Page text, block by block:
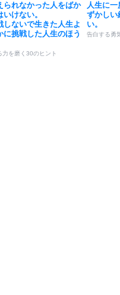
られなかった人をばか
いけない。
しないで生きた人生よ
に挑戦した人生のほう
力を磨く30のヒント
人生に
ずかしい
い。
告白する勇